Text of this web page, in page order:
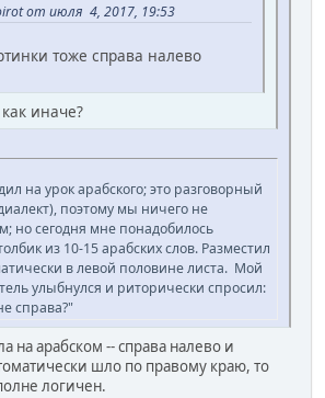
от июля 4, 2017, 19:53
тоже справа налево
иначе?
на урок арабского; это разговорный
поэтому мы ничего не
но сегодня мне понадобилось
из 10-15 арабских слов. Разместил
в левой половине листа. Мой
улыбнулся и риторически спросил:
справа?"
на арабском -- справа налево и
шло по правому краю, то
логичен.